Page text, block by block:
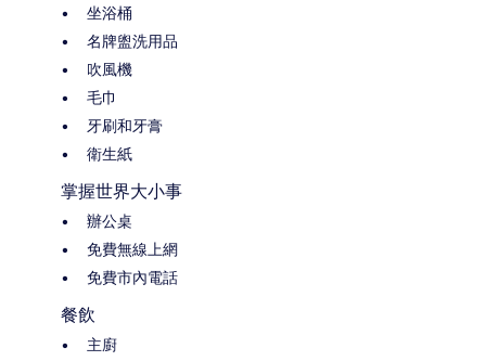
坐浴桶
名牌盥洗用品
吹風機
毛巾
牙刷和牙膏
衛生紙
掌握世界大小事
辦公桌
免費無線上網
免費市內電話
餐飲
主廚